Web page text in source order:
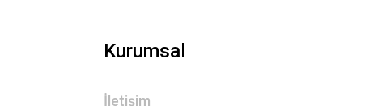
Kurumsal
İletişim